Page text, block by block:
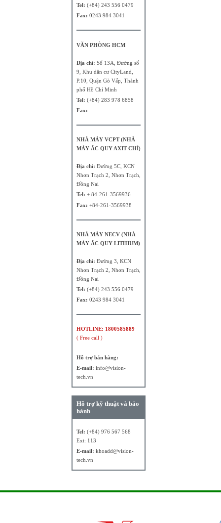
Tel: (+84) 243 556 0479
Fax: 0243 984 3041
VĂN PHÒNG HCM
Địa chỉ: Số 13A, Đường số
9, Khu dân cư CityLand,
P.10, Quận Gò Vấp, Thành
phố Hồ Chí Minh
Tel: (+84) 283 978 6858
Fax:
NHÀ MÁY VCPT (NHÀ
MÁY ẮC QUY AXIT CHÌ)
Địa chỉ: Đường 5C, KCN
Nhơn Trạch 2, Nhơn Trạch,
Đồng Nai
Tel: + 84-261-3569936
Fax: +84-261-3569938
NHÀ MÁY NECV (NHÀ
MÁY ẮC QUY LITHIUM)
Địa chỉ: Đường 3, KCN
Nhơn Trạch 2, Nhơn Trạch,
Đồng Nai
Tel: (+84) 243 556 0479
Fax: 0243 984 3041
HOTLINE: 1800585889
( Free call )
Hỗ trợ bán hàng:
E-mail: info@vision-
tech.vn
Hỗ trợ kỹ thuật và bảo
hành
Tel: (+84) 976 567 568
Ext: 113
E-mail: khoadd@vision-
tech.vn